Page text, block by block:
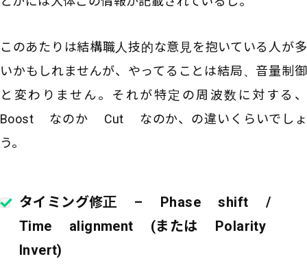
このあたりは結構職人技的な意見を抱いている人が多
いかもしれませんが、やってることは結局、音量制御
と変わりません。それが特定の周波数に対する、
Boost なのか Cut なのか、の違いくらいでしょ
う。
タイミング修正 – Phase shift /
Time alignment (または Polarity
Invert)